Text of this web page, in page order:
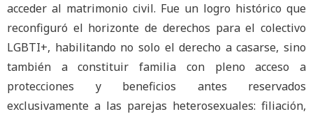
acceder al matrimonio civil. Fue un logro histórico que
reconfiguró el horizonte de derechos para el colectivo
LGBTI+, habilitando no solo el derecho a casarse, sino
también a constituir familia con pleno acceso a
protecciones y beneficios antes reservados
exclusivamente a las parejas heterosexuales: filiación,